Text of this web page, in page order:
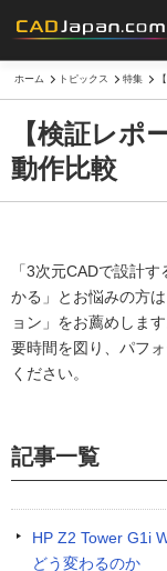
ホーム トピックス 特集
【検証レポ
動作比較
「3次元CADで設計
かる」とお悩みの方
ョン」をお薦めしま
要時間を図り、パフ
ください。
記事一覧
HP Z2 Tower G1i
どう変わるのか